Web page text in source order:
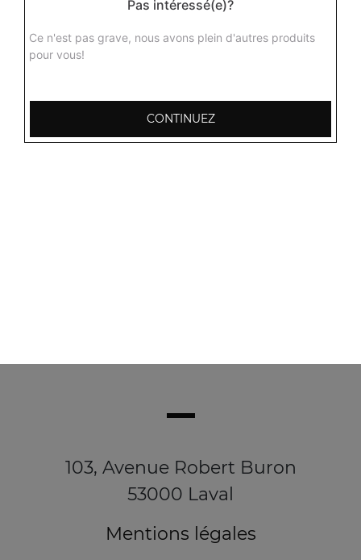
Curry d'agneau aux lentilles jaunes avec différentes
épices du kashmir + 1 potion de riz basmati
Agneau aux champignons
Curry d'agneau aux champignons délicieusement
103, Avenue Robert Buron
53000 Laval
Mentions légales
Pas intéressé(e)?
Ce n'est pas grave, nous avons plein d'autres produits
pour vous!
CONTINUEZ